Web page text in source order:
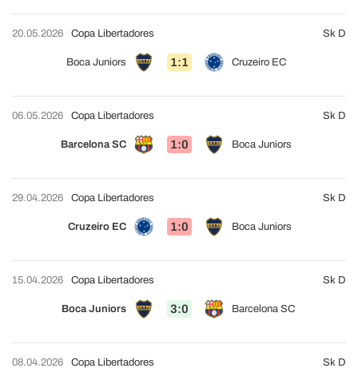
20.05.2026
Boca Juniors 1:1 Cruzeiro EC
Copa Libertadores Sk D
06.05.2026
Barcelona SC 1:0 Boca Juniors
Copa Libertadores Sk D
29.04.2026
Cruzeiro EC 1:0 Boca Juniors
Copa Libertadores Sk D
15.04.2026
Boca Juniors 3:0 Barcelona SC
Copa Libertadores Sk D
08.04.2026 Copa Libertadores Sk D